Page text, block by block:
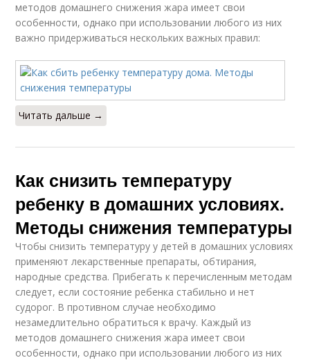
методов домашнего снижения жара имеет свои
особенности, однако при использовании любого из них
важно придерживаться нескольких важных правил:
Читать дальше →
Как снизить температуру
ребенку в домашних условиях.
Методы снижения температуры
Чтобы снизить температуру у детей в домашних условиях
применяют лекарственные препараты, обтирания,
народные средства. Прибегать к перечисленным методам
следует, если состояние ребенка стабильно и нет
судорог. В противном случае необходимо
незамедлительно обратиться к врачу. Каждый из
методов домашнего снижения жара имеет свои
особенности, однако при использовании любого из них